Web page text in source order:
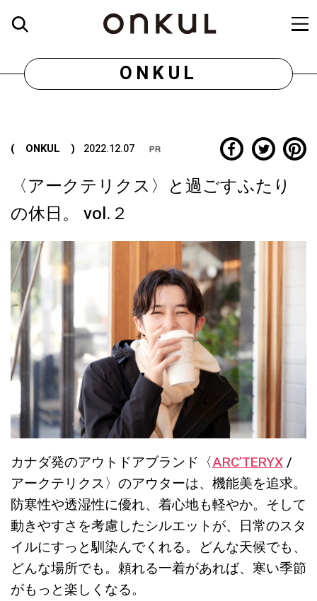
ONKUL
( ONKUL ) 2022.12.07
〈アークテリクス〉と過ごすふたり
の休日。 vol.２
カナダ発のアウトドアブランド〈ARC’TERYX/
アークテリクス〉のアウターは、機能美を追求。
防寒性や透湿性に優れ、着心地も軽やか。そして
動きやすさを考慮したシルエットが、日常のスタ
イルにすっと馴染んでくれる。どんな天候でも、
どんな場所でも。頼れる一着があれば、寒い季節
がもっと楽しくなる。